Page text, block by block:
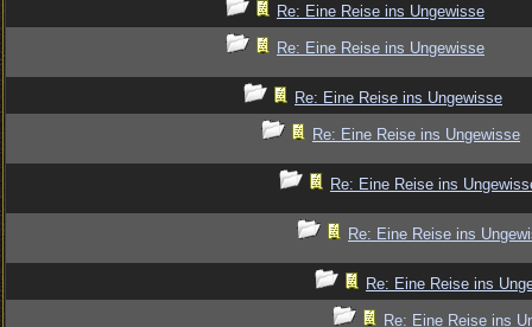
Re: Eine Reise ins Ungewisse
Re: Eine Reise ins Ungewisse
Re: Eine Reise ins Ungewisse
Re: Eine Reise ins Ungewisse
Re: Eine Reise ins
Re: Eine Reise ins
Re: Eine Reise ins
Re: Eine Reise ins